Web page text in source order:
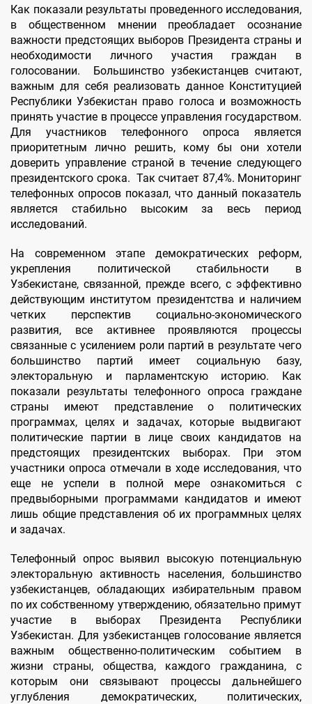
Как показали результаты проведенного исследования,
в общественном мнении преобладает осознание
важности предстоящих выборов Президента страны и
необходимости личного участия граждан в
голосовании. Большинство узбекистанцев считают,
важным для себя реализовать данное Конституцией
Республики Узбекистан право голоса и возможность
принять участие в процессе управления государством.
Для участников телефонного опроса является
приоритетным лично решить, кому бы они хотели
доверить управление страной в течение следующего
президентского срока. Так считает 87,4%. Мониторинг
телефонных опросов показал, что данный показатель
является стабильно высоким за весь период
исследований.
На современном этапе демократических реформ,
укрепления политической стабильности в
Узбекистане, связанной, прежде всего, с эффективно
действующим институтом президентства и наличием
четких перспектив социально-экономического
развития, все активнее проявляются процессы
связанные с усилением роли партий в результате чего
большинство партий имеет социальную базу,
электоральную и парламентскую историю. Как
показали результаты телефонного опроса граждане
страны имеют представление о политических
программах, целях и задачах, которые выдвигают
политические партии в лице своих кандидатов на
предстоящих президентских выборах. При этом
участники опроса отмечали в ходе исследования, что
еще не успели в полной мере ознакомиться с
предвыборными программами кандидатов и имеют
лишь общие представления об их программных целях
и задачах.
Телефонный опрос выявил высокую потенциальную
электоральную активность населения, большинство
узбекистанцев, обладающих избирательным правом
по их собственному утверждению, обязательно примут
участие в выборах Президента Республики
Узбекистан. Для узбекистанцев голосование является
важным общественно-политическим событием в
жизни страны, общества, каждого гражданина, с
которым они связывают процессы дальнейшего
углубления демократических, политических,